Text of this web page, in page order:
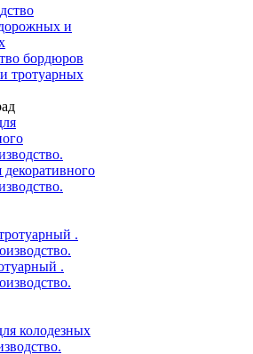
бордюров
тротуарных
.